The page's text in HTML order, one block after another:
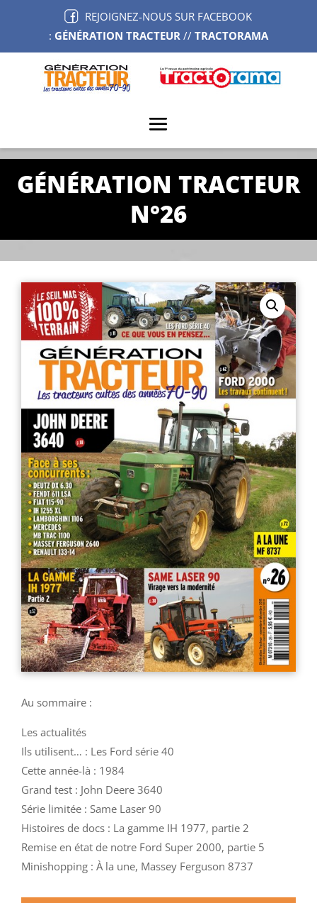
REJOIGNEZ-NOUS SUR FACEBOOK
: GÉNÉRATION TRACTEUR// TRACTORAMA
GÉNÉRATION TRACTEUR
N°26
Au sommaire :
Les actualités
Ils utilisent… : Les Ford série 40
Cette année-là : 1984
Grand test : John Deere 3640
Série limitée : Same Laser 90
Histoires de docs : La gamme IH 1977, partie 2
Remise en état de notre Ford Super 2000, partie 5
Minishopping : À la une, Massey Ferguson 8737